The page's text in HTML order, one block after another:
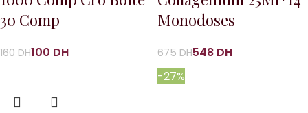
30 Comp
160DH100 DH
Monodoses
675DH548 DH
-27%